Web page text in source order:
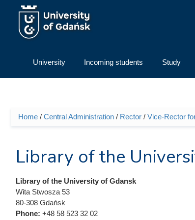
Skip to main content
University Incoming students Study
You are here
Home / Central Administration / Rector / Vice-Rector
Library of the
Library of the University of Gdansk
Wita Stwosza 53
80-308 Gdańsk
Phone: +48 58 523 32 02